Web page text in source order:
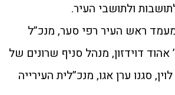
ולתושבי העיר.
ראש העיר רפי סער, מנכ”ל
דוידזון, מנהל סניף שרונים של
סגנו ערן אגו, מנכ”לית העירייה